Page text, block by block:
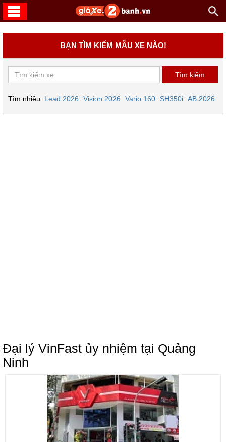
BẠN TÌM KIẾM MẪU XE NÀO!
Tìm nhiều: Lead 2026 Vision 2026 Vario 160 SH350i AB 2026
Đại lý VinFast ủy nhiệm tại Quảng
Ninh